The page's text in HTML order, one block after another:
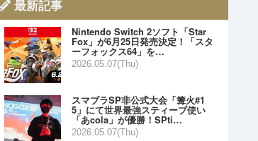
最新記事
Nintendo Switch 2ソフト「Star
Fox」が6月25日発売決定！「スタ
ーフォックス64」を…
2026.05.07(Thu)
スマブラSP非公式大会「篝火#1
5」にて世界最強スティーブ使い
「あcola」が優勝！SPti…
2026.05.07(Thu)